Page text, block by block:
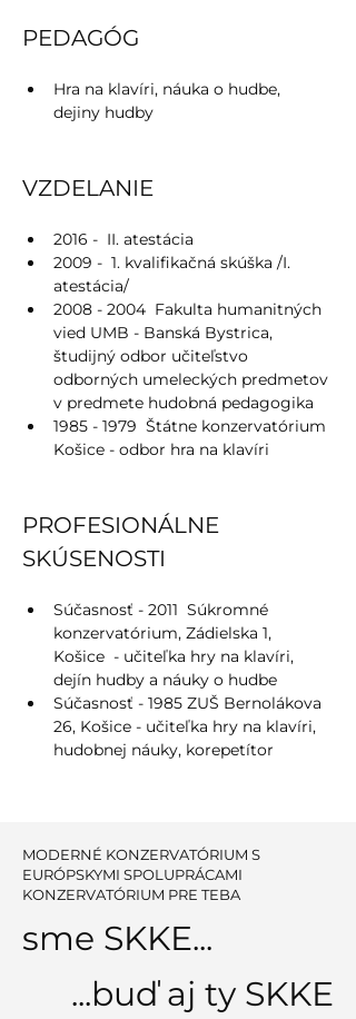
PEDAGÓG
Hra na klavíri, náuka o hudbe,
dejiny hudby
VZDELANIE
2016 -  II. atestácia
2009 -  1. kvalifikačná skúška /I.
atestácia/
2008 - 2004  Fakulta humanitných
vied UMB - Banská Bystrica,
študijný odbor učiteľstvo
odborných umeleckých predmetov
v predmete hudobná pedagogika
1985 - 1979  Štátne konzervatórium
Košice - odbor hra na klavíri
PROFESIONÁLNE
SKÚSENOSTI
Súčasnosť - 2011  Súkromné
konzervatórium, Zádielska 1,
Košice  - učiteľka hry na klavíri,
dejín hudby a náuky o hudbe
Súčasnosť - 1985 ZUŠ Bernolákova
26, Košice - učiteľka hry na klavíri,
hudobnej náuky, korepetítor
MODERNÉ KONZERVATÓRIUM S
EURÓPSKYMI SPOLUPRÁCAMI
KONZERVATÓRIUM PRE TEBA
sme SKKE...
...buď aj ty SKKE